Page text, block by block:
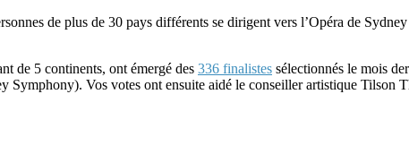
de plus de 30 pays différents se dirigent vers l’Opéra de
de 5 continents, ont émergé des 336 finalistes sélectionnés le mois
Vos votes ont ensuite aidé le conseiller artistique Tilson